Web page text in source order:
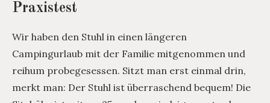
Praxistest
Wir haben den Stuhl in einen längeren
Campingurlaub mit der Familie mitgenommen und
reihum probegesessen. Sitzt man erst einmal drin,
merkt man: Der Stuhl ist überraschend bequem! Die